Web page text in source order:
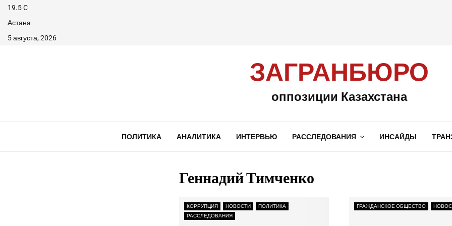
19.5C
Астана
5 августа, 2026
ЗАГРАНБЮРО
оппозиции Казахстана
ПОЛИТИКА АНАЛИТИКА ИНТЕРВЬЮ РАССЛЕДОВАНИЯ ИНСАЙДЫ
Геннадий Тимченко
КОРРУПЦИЯ НОВОСТИ
ПОЛИТИКА
РАССЛЕДОВАНИЯ
ГРАЖДАНСКОЕ ОБЩЕСТВО